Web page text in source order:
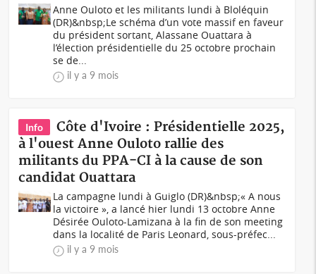
Anne Ouloto et les militants lundi à Bloléquin
(DR)&nbsp;Le schéma d’un vote massif en faveur
du président sortant, Alassane Ouattara à
l’élection présidentielle du 25 octobre prochain
se de...
il y a 9 mois
Info
Côte d'Ivoire : Présidentielle 2025,
à l'ouest Anne Ouloto rallie des
militants du PPA-CI à la cause de son
candidat Ouattara
La campagne lundi à Guiglo (DR)&nbsp;« A nous
la victoire », a lancé hier lundi 13 octobre Anne
Désirée Ouloto-Lamizana à la fin de son meeting
dans la localité de Paris Leonard, sous-préfec...
il y a 9 mois